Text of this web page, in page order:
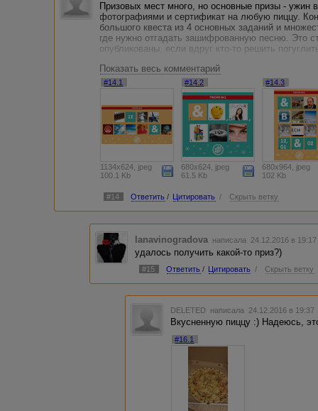
Призовых мест много, но основные призы - ужин
фотографиями и сертификат на любую пиццу.
большого квеста из 4 основных заданий и
где нужно отгадать зашифрованную песню. Это
опубликованы, если вдруг кто-то решить
Показать весь комментарий
#14.1
1134x624, jpeg
100.1 Kb
#14.2
680x624, jpeg
61.5 Kb
#14.3
680x964, jpeg
102 Kb
#14 Ответить / Цитировать / Скрыть ветку
lanavinogradova написала 24.12.2016 в
удалось получить какой-то приз?)
#15 Ответить / Цитировать / Скрыть ветку
DELETED написала 24.12.2016 в
Вкусненную пиццу :) Надеюсь,
#16.1